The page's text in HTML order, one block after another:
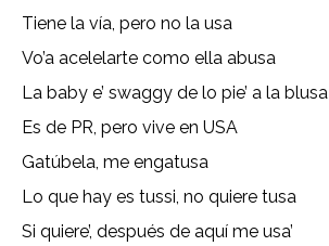
Tiene la vía, pero no la usa
Vo’a acelelarte como ella abusa
La baby e’ swaggy de lo pie’ a la blusa
Es de PR, pero vive en USA
Gatúbela, me engatusa
Lo que hay es tussi, no quiere tusa
Si quiere’, después de aquí me usa’